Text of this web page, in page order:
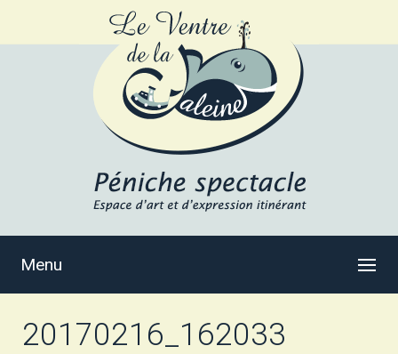
Menu
20170216_162033